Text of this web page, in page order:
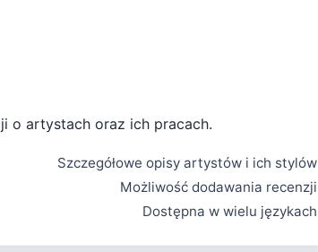
o artystach oraz ich pracach.
Szczegółowe opisy artystów i ich stylów
Możliwość dodawania recenzji
Dostępna w wielu językach